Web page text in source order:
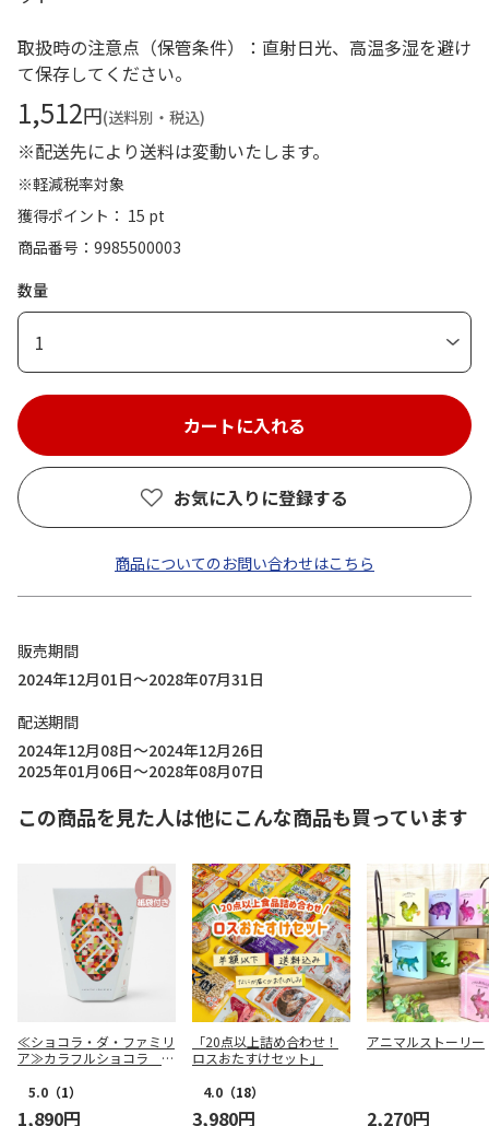
取扱時の注意点（保管条件）：直射日光、高温多湿を避け
て保存してください。
1,512円(送料別・税込)
※配送先により送料は変動いたします。
※軽減税率対象
獲得ポイント： 15 pt
商品番号
9985500003
数量
1
お気に入りに登録する
商品についてのお問い合わせはこちら
販売期間
2024年12月01日～2028年07月31日
配送期間
2024年12月08日～2024年12月26日
2025年01月06日～2028年08月07日
この商品を見た人は他にこんな商品も買っています
≪ショコラ・ダ・ファミリ
ア≫カラフルショコラ ラ
5.0 （1）
1,890円
「20点以上詰め合わせ！
ロスおたすけセット」
4.0 （18）
3,980円
アニマルストーリー
2,270円